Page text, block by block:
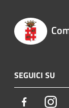
SEGUICI SU
Facebook